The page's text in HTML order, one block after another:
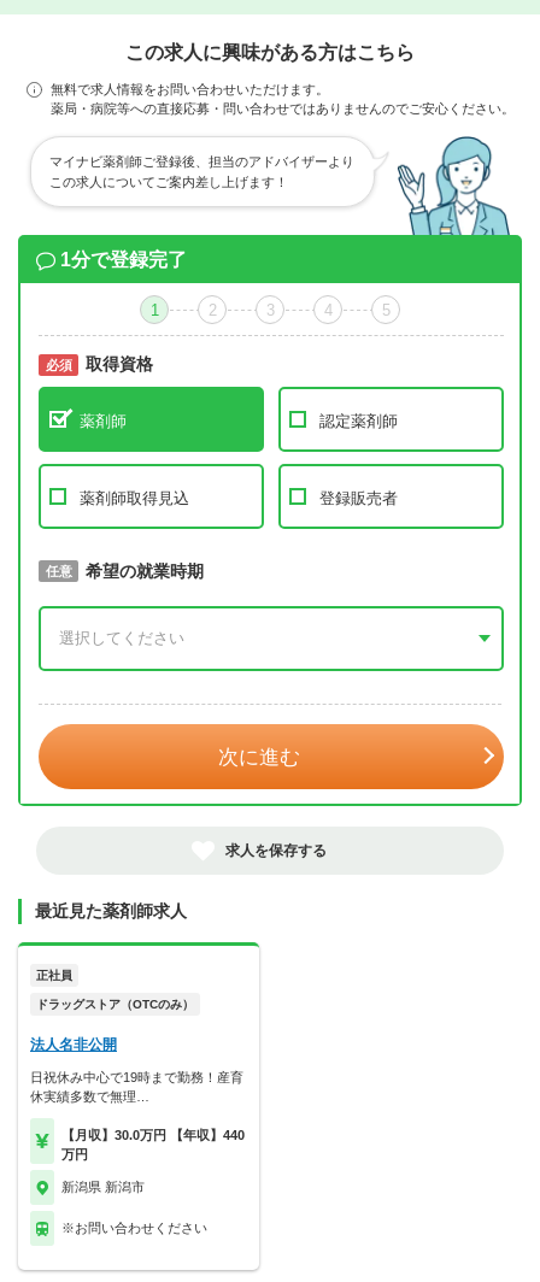
この求人に興味がある方はこちら
無料で求人情報をお問い合わせいただけます。
薬局・病院等への直接応募・問い合わせではありませんのでご安心ください。
マイナビ薬剤師ご登録後、担当のアドバイザーより
この求人についてご案内差し上げます！
1分で登録完了
1 2 3 4 5
必須 取得資格
薬剤師 認定薬剤師
薬剤師取得見込 登録販売者
必須 取得予定年
任意 希望の就業時期
次に進む
求人を保存する
最近見た薬剤師求人
正社員
ドラッグストア（OTCのみ）
法人名非公開
日祝休み中心で19時まで勤務！産育
休実績多数で無理…
【月収】30.0万円 【年収】440
万円
新潟県 新潟市
※お問い合わせください